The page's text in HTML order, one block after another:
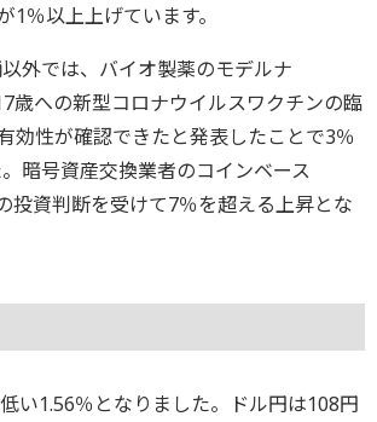
1％以上上げています。
外では、バイオ製薬のモデルナ
歳への新型コロナウイルスワクチンの臨
効性が確認できたと発表したことで3％
暗号資産交換業者のコインベース
投資判断を受けて7％を超える上昇とな
い1.56％となりました。ドル円は108円